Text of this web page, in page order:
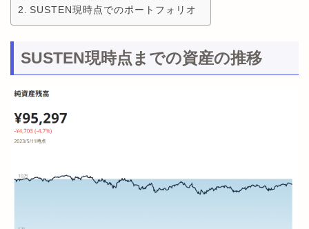
SUSTEN現時点でのポートフォリオ
SUSTEN現時点までの資産の推移